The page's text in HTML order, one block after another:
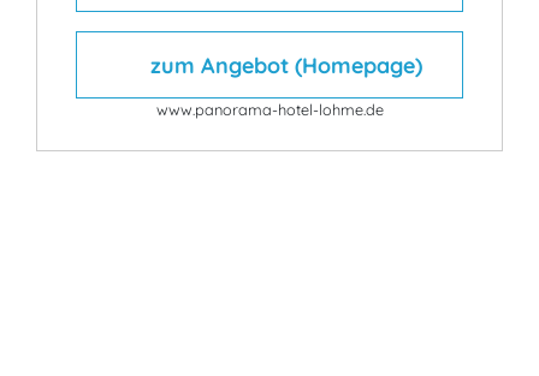
zum Angebot (Homepage)
www.panorama-hotel-lohme.de